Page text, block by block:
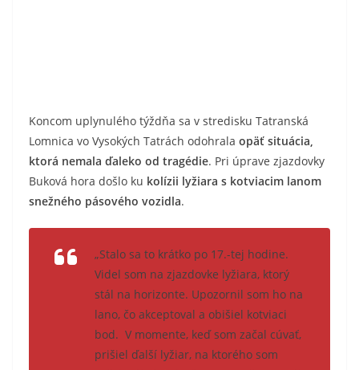
Koncom uplynulého týždňa sa v stredisku Tatranská
Lomnica vo Vysokých Tatrách odohrala opäť situácia,
ktorá nemala ďaleko od tragédie. Pri úprave zjazdovky
Buková hora došlo ku kolízii lyžiara s kotviacim lanom
snežného pásového vozidla.
„Stalo sa to krátko po 17.-tej hodine.
Videl som na zjazdovke lyžiara, ktorý
stál na horizonte. Upozornil som ho na
lano, čo akceptoval a obišiel kotviaci
bod. V momente, keď som začal cúvať,
prišiel ďalší lyžiar, na ktorého som